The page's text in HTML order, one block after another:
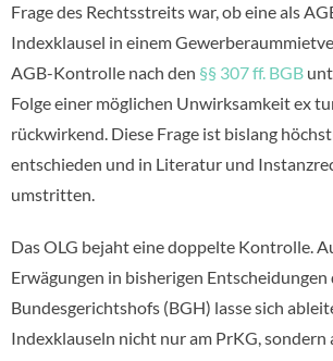
Frage des Rechtsstreits war, ob eine als
Indexklausel in einem
AGB-Kontrolle nach den §§ 307 ff. BGB
Folge einer möglichen Unwirksamkeit ex
rückwirkend. Diese Frage ist bislang
entschieden und in Literatur und
umstritten.
Das OLG bejaht eine doppelte Kontrolle.
Erwägungen in bisherigen Entscheidungen
Bundesgerichtshofs (BGH) lasse sich
Indexklauseln nicht nur am PrKG, sondern